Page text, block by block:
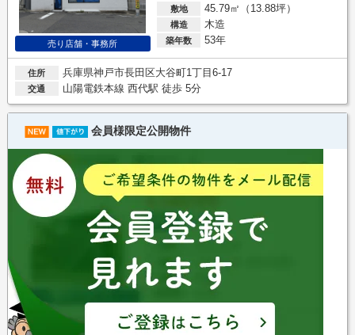
売り店舗・事務所
敷地 45.79㎡（13.88坪）
構造 木造
築年数 53年
住所 兵庫県神戸市長田区大谷町1丁目6-17
交通 山陽電鉄本線 西代駅 徒歩 5分
会員様限定公開物件